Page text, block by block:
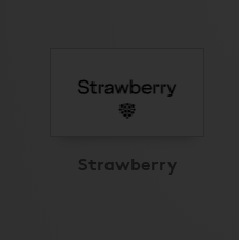
Strawberry